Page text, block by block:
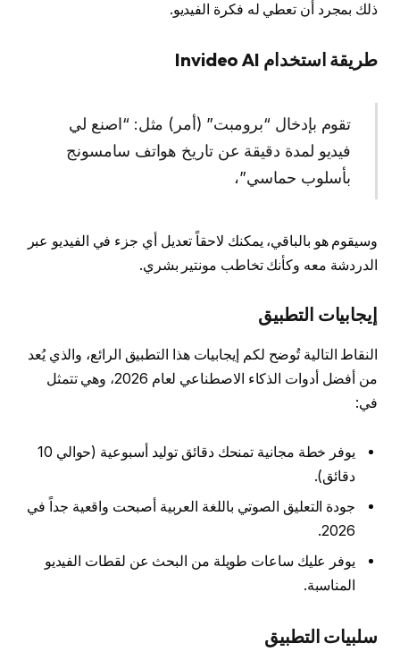
ذلك بمجرد أن تعطي له فكرة الفيديو.
طريقة استخدام Invideo AI
تقوم بإدخال “برومبت” (أمر) مثل: “اصنع لي
فيديو لمدة دقيقة عن تاريخ هواتف سامسونج
بأسلوب حماسي”،
وسيقوم هو بالباقي، يمكنك لاحقاً تعديل أي جزء في الفيديو عبر
الدردشة معه وكأنك تخاطب مونتير بشري.
إيجابيات التطبيق
النقاط التالية تُوضح لكم إيجابيات هذا التطبيق الرائع، والذي يُعد
من أفضل أدوات الذكاء الاصطناعي لعام 2026، وهي تتمثل
في:
يوفر خطة مجانية تمنحك دقائق توليد أسبوعية (حوالي 10
دقائق).
جودة التعليق الصوتي باللغة العربية أصبحت واقعية جداً في
2026.
يوفر عليك ساعات طويلة من البحث عن لقطات الفيديو
المناسبة.
سلبيات التطبيق